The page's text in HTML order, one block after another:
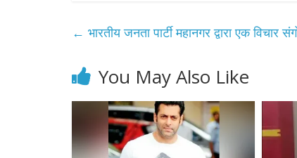
← भारतीय जनता पार्टी महानगर द्वारा एक विचार
You May Also Like